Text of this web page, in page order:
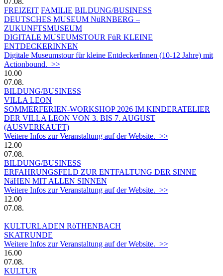
FREIZEIT FAMILIE BILDUNG/BUSINESS
DEUTSCHES MUSEUM NüRNBERG –
ZUKUNFTSMUSEUM
DIGITALE MUSEUMSTOUR FüR KLEINE
ENTDECKERINNEN
Digitale Museumstour für kleine EntdeckerInnen (10-12 Jahre) mit
Actionbound. >>
10.00
07.08.
BILDUNG/BUSINESS
VILLA LEON
SOMMERFERIEN-WORKSHOP 2026 IM KINDERATELIER
DER VILLA LEON VON 3. BIS 7. AUGUST
(AUSVERKAUFT)
Weitere Infos zur Veranstaltung auf der Website. >>
12.00
07.08.
BILDUNG/BUSINESS
ERFAHRUNGSFELD ZUR ENTFALTUNG DER SINNE
NäHEN MIT ALLEN SINNEN
Weitere Infos zur Veranstaltung auf der Website. >>
12.00
07.08.
KULTURLADEN RöTHENBACH
SKATRUNDE
Weitere Infos zur Veranstaltung auf der Website. >>
16.00
07.08.
KULTUR